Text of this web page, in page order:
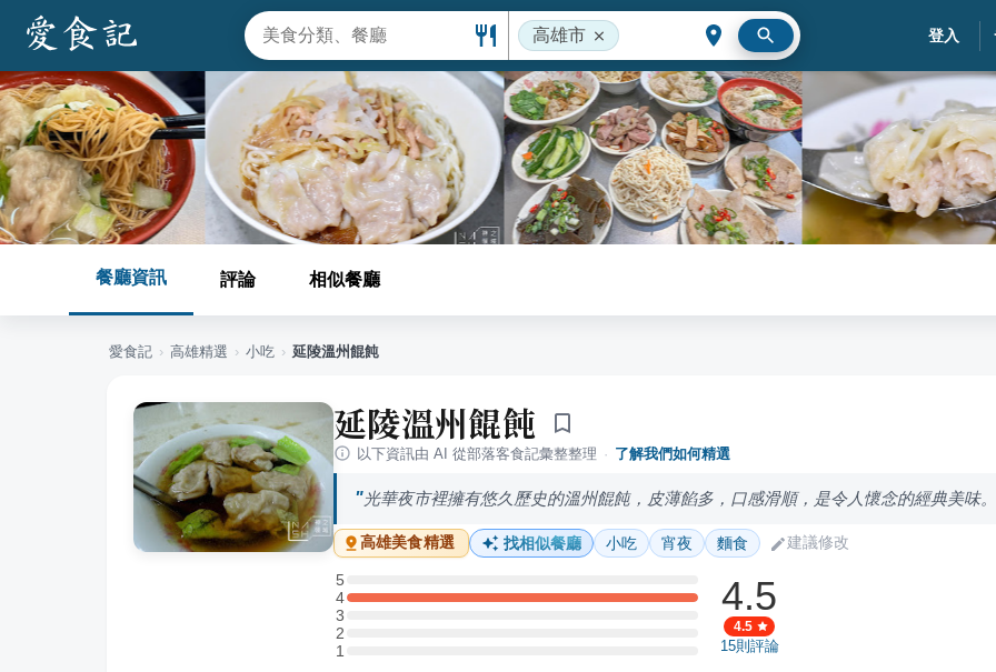
高雄市 登入
餐廳資訊 評論 相似餐廳
愛食記 › 高雄精選 › 小吃 › 延陵溫州餛飩
延陵溫州餛飩
以下資訊由 AI 從部落客食記彙整整理 · 了解我們如何精選
光華夜市裡擁有悠久歷史的溫州餛飩，皮薄餡多，口感滑順，是令人懷念的經典美味。
高雄美食精選 找相似餐廳 小吃 宵夜 麵食 建議修改
5
5 星：0 則評論
4
4 星：1 則評論
3
3 星：0 則評論
2
2 星：0 則評論
11 星：0 則評論
4.5
4.5
15則評論